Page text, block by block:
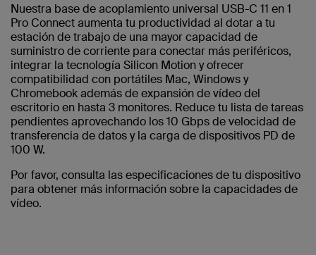
Nuestra base de acoplamiento universal USB-C 11 en 1
Pro Connect aumenta tu productividad al dotar a tu
estación de trabajo de una mayor capacidad de
suministro de corriente para conectar más periféricos,
integrar la tecnología Silicon Motion y ofrecer
compatibilidad con portátiles Mac, Windows y
Chromebook además de expansión de vídeo del
escritorio en hasta 3 monitores. Reduce tu lista de tareas
pendientes aprovechando los 10 Gbps de velocidad de
transferencia de datos y la carga de dispositivos PD de
100 W.
Por favor, consulta las especificaciones de tu dispositivo
para obtener más información sobre la capacidades de
vídeo.